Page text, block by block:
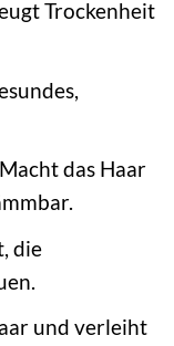
Trockenheit
Macht das Haar
die
und verleiht